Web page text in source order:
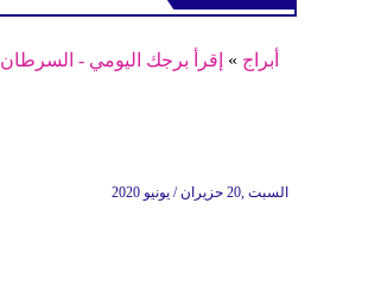
أبراج » إقرأ برجك اليومي - السرطان
السبت ,20 حزيران / يونيو 2020